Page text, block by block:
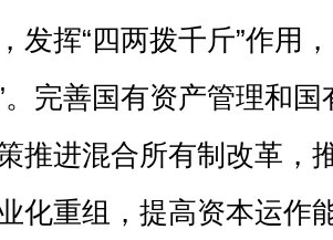
发挥“四两拨千斤”作用
。完善国有资产管理和
推进混合所有制改革，
化重组，提高资本运作